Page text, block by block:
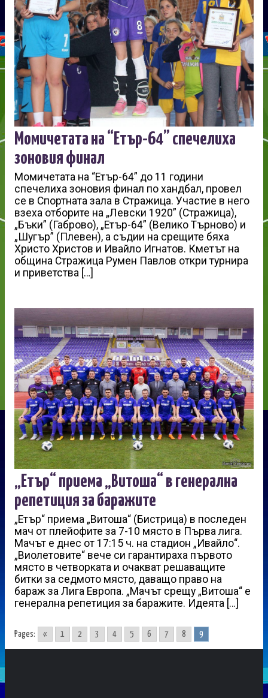
Момичетата на “Етър-64” спечелиха
зоновия финал
Момичетата на “Етър-64” до 11 години
спечелиха зоновия финал по хандбал, провел
се в Спортната зала в Стражица. Участие в него
взеха отборите на „Левски 1920” (Стражица),
„Бъки” (Габрово), „Етър-64” (Велико Търново) и
„Шугър” (Плевен), а съдии на срещите бяха
Христо Христов и Ивайло Игнатов. Кметът на
община Стражица Румен Павлов откри турнира
и приветства […]
„Етър“ приема „Витоша“ в генерална
репетиция за баражите
„Етър“ приема „Витоша“ (Бистрица) в последен
мач от плейофите за 7-10 място в Първа лига.
Мачът е днес от 17:15 ч. на стадион „Ивайло“.
„Виолетовите“ вече си гарантираха първото
място в четворката и очакват решаващите
битки за седмото място, даващо право на
бараж за Лига Европа. „Мачът срещу „Витоша“ е
генерална репетиция за баражите. Идеята […]
Pages: « 1 2 3 4 5 6 7 8 9